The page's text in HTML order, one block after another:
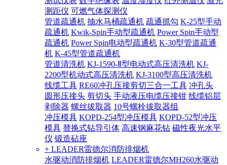
测距仪 可燃气体探测仪
管道疏通机 抽水马桶疏通机 疏通抓勾 K-25型手动
疏通机 Kwik-Spin手动型疏通机 Power Spin手动型
疏通机 Power Spin电动型疏通机 K-30型管道疏通
机 K-45型管道疏通机
管道清洗机 KJ-1590-Ⅱ型电动式高压清洗机 KJ-
2200型机动式高压清洗机 KJ-3100型高压清洗机
线缆工具 RE60冲孔压接剪切三合一工具 冲孔头
圆形压接头 剪切头 手动液压电缆压接钳 线缆铝层
剥除器 螺丝拔取器 10号螺栓拔取器组
冲压模具 KOPD-254型冲压模具 KOPD-52型冲压
模具 替换式钻导引体 高速钢麻花钻 磁性夜光水平
仪 锻造砧座
+ LEADER雷德尔消防排烟机
水驱动消防排烟机 LEADER雷德尔MH260水驱动